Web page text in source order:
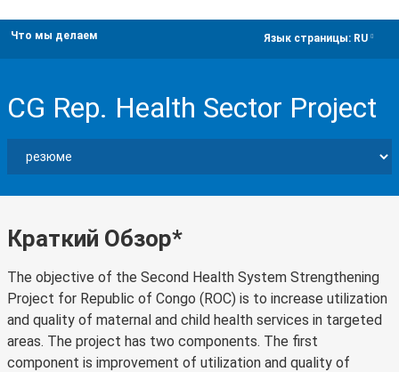
Что мы делаем Язык страницы: RU
CG Rep. Health Sector Project
Краткий Обзор*
The objective of the Second Health System Strengthening
Project for Republic of Congo (ROC) is to increase utilization
and quality of maternal and child health services in targeted
areas. The project has two components. The first
component is improvement of utilization and quality of